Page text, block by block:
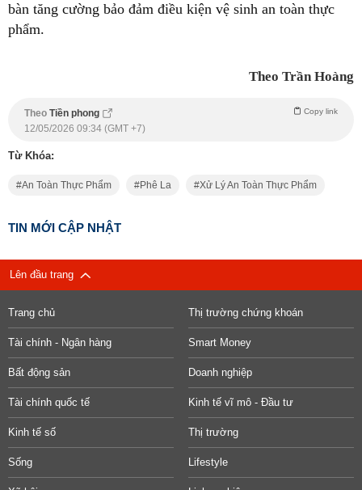
bàn tăng cường bảo đảm điều kiện vệ sinh an toàn thực
phẩm.
Theo Trần Hoàng
Theo Tiền phong Copy link
12/05/2026 09:34 (GMT +7)
Từ Khóa:
An Toàn Thực Phẩm Phê La Xử Lý An Toàn Thực Phẩm
TIN MỚI CẬP NHẬT
Lên đầu trang
Trang chủ Thị trường chứng khoán
Tài chính - Ngân hàng Smart Money
Bất động sản Doanh nghiệp
Tài chính quốc tế Kinh tế vĩ mô - Đầu tư
Kinh tế số Thị trường
Sống Lifestyle